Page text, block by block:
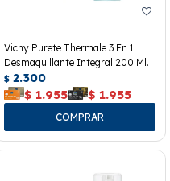
Vichy Purete Thermale 3 En 1
Desmaquillante Integral 200 Ml.
$ 2.300
$ 1.955 $ 1.955